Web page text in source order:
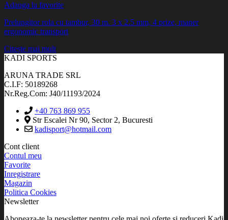
Adauga la favorite
Prelungitor rola cu tambur, 30 m. 3 x 2.5 mm, 4 prize, maner
ergonomic transport
Citește mai mult
KADI SPORTS
ARUNA TRADE SRL
C.I.F: 50189268
Nr.Reg.Com: J40/11193/2024
+40 763 869 955
Str Escalei Nr 90, Sector 2, Bucuresti
kadisport@hotmail.com
Cont client
Contul meu
Favorite
Inregistrare
Magazin
Politica Cookies
Newsletter